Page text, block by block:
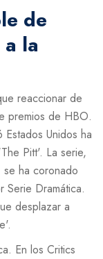
de
la
reaccionar de
premios de HBO.
Estados Unidos ha
Pitt'. La serie,
se ha coronado
Dramática.
desplazar a
En los Critics